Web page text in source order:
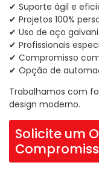
✔ Suporte ágil e
✔ Projetos 100%
✔ Uso de aço
✔ Profissionais
✔ Compromisso
✔ Opção de
Trabalhamos com
design moderno.
Solicite um